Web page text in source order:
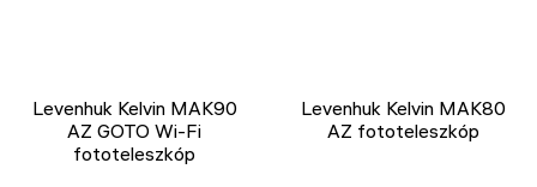
Levenhuk Kelvin MAK90
AZ GOTO Wi-Fi
fototeleszkóp
Levenhuk Kelvin MAK80
AZ fototeleszkóp